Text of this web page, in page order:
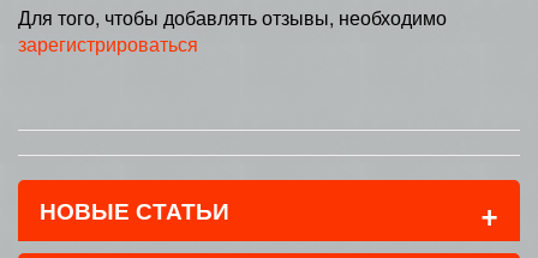
Для того, чтобы добавлять отзывы, необходимо
зарегистрироваться
НОВЫЕ СТАТЬИ +